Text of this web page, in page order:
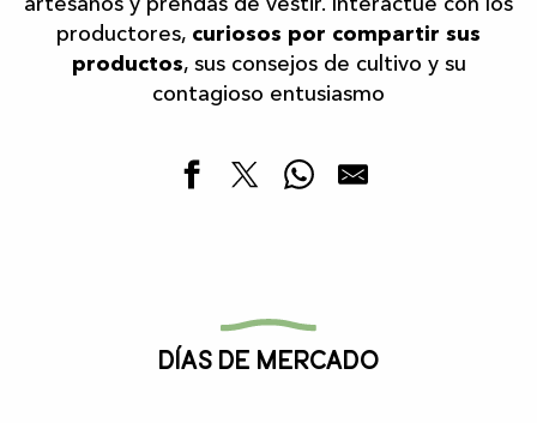
artesanos y prendas de vestir. Interactúe con los
productores, curiosos por compartir sus
productos, sus consejos de cultivo y su
contagioso entusiasmo
Días de mercado